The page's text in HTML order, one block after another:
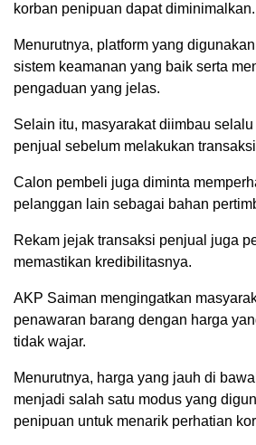
korban penipuan dapat diminimalkan.
Menurutnya, platform yang
sistem keamanan yang baik serta
pengaduan yang jelas.
Selain itu, masyarakat diimbau
penjual sebelum melakukan
Calon pembeli juga diminta
pelanggan lain sebagai bahan
Rekam jejak transaksi penjual juga
memastikan kredibilitasnya.
AKP Saiman mengingatkan
penawaran barang dengan harga
tidak wajar.
Menurutnya, harga yang jauh di
menjadi salah satu modus yang
penipuan untuk menarik perhatian